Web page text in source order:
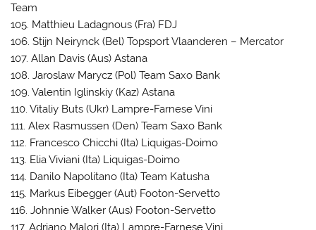
Team
105. Matthieu Ladagnous (Fra) FDJ
106. Stijn Neirynck (Bel) Topsport Vlaanderen – Mercator
107. Allan Davis (Aus) Astana
108. Jaroslaw Marycz (Pol) Team Saxo Bank
109. Valentin Iglinskiy (Kaz) Astana
110. Vitaliy Buts (Ukr) Lampre-Farnese Vini
111. Alex Rasmussen (Den) Team Saxo Bank
112. Francesco Chicchi (Ita) Liquigas-Doimo
113. Elia Viviani (Ita) Liquigas-Doimo
114. Danilo Napolitano (Ita) Team Katusha
115. Markus Eibegger (Aut) Footon-Servetto
116. Johnnie Walker (Aus) Footon-Servetto
117. Adriano Malori (Ita) Lampre-Farnese Vini